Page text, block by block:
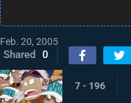
Feb. 20, 2005
Shared 0
7 - 196